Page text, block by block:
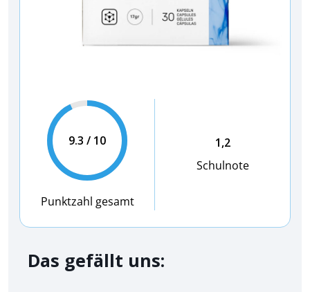
9.3 / 10
Punktzahl gesamt
1,2
Schulnote
Das gefällt uns: